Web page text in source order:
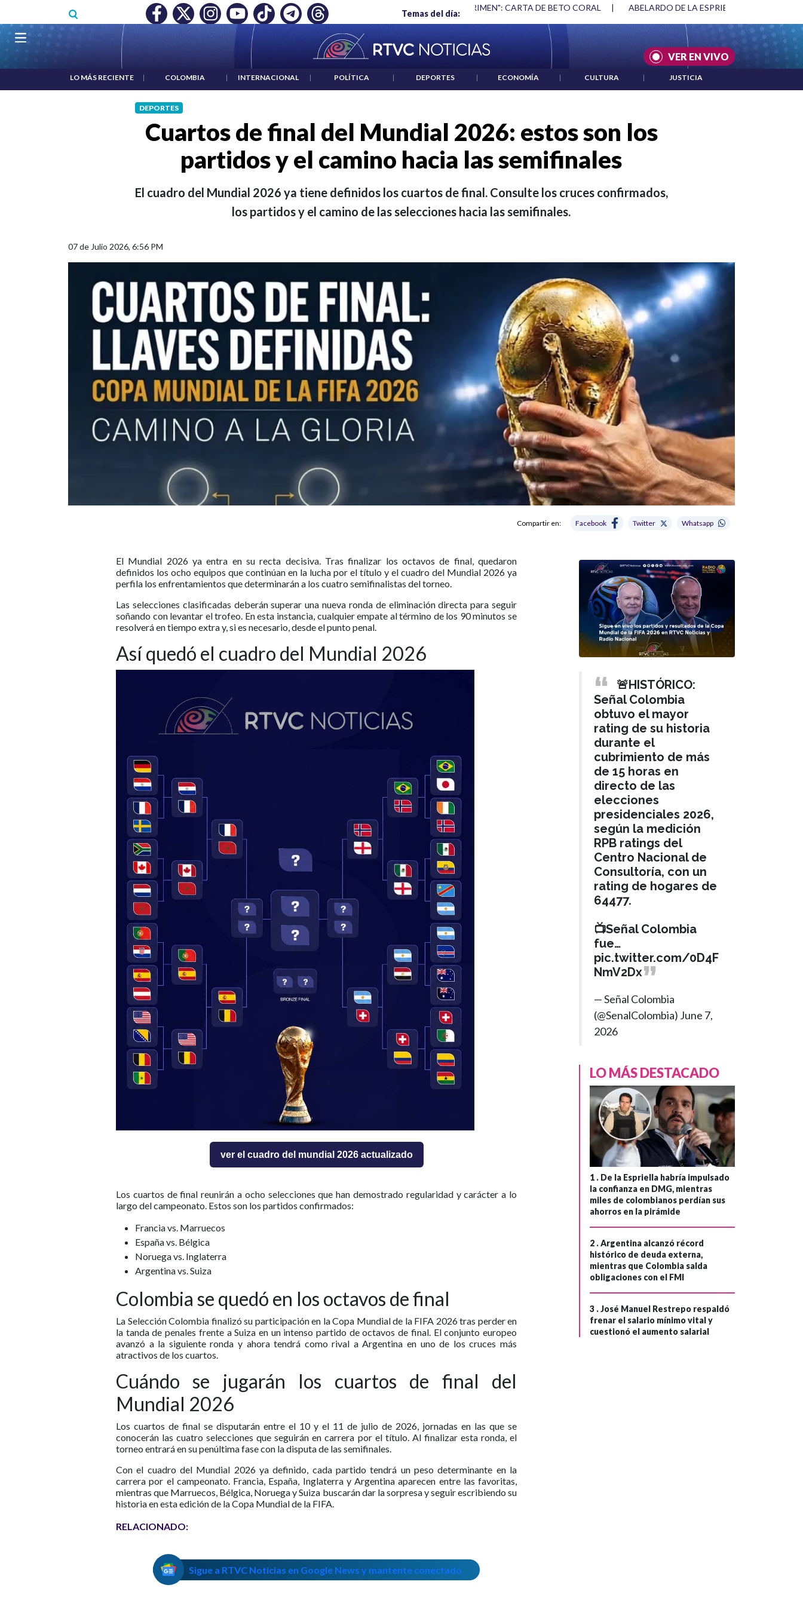
Temas del día:
MÍNIMO NO DESTRUYÓ EMPLEO: JP MORGAN | "HABLAR NO ES UN CRIMEN": CARTA DE BETO CORAL ABELARDO DE LA ESPRIELLA Y DMG | ACUERDOS ENTRE ESTADOS UNIDOS E
VER EN VIVO
Navegación principal
LO MÁS RECIENTE | COLOMBIA | INTERNACIONAL | POLÍTICA | DEPORTES | ECONOMÍA | CULTURA | JUSTICIA
DEPORTES
Cuartos de final del Mundial 2026: estos son los
partidos y el camino hacia las semifinales
El cuadro del Mundial 2026 ya tiene definidos los cuartos de final. Consulte los cruces confirmados,
los partidos y el camino de las selecciones hacia las semifinales.
07 de Julio 2026, 6:56 PM
Compartir en: Facebook Twitter Whatsapp
El Mundial 2026 ya entra en su recta decisiva. Tras finalizar los octavos de final, quedaron
definidos los ocho equipos que continúan en la lucha por el título y el cuadro del Mundial 2026 ya
perfila los enfrentamientos que determinarán a los cuatro semifinalistas del torneo.
Las selecciones clasificadas deberán superar una nueva ronda de eliminación directa para seguir
soñando con levantar el trofeo. En esta instancia, cualquier empate al término de los 90 minutos se
resolverá en tiempo extra y, si es necesario, desde el punto penal.
Así quedó el cuadro del Mundial 2026
ver el cuadro del mundial 2026 actualizado
Los cuartos de final reunirán a ocho selecciones que han demostrado regularidad y carácter a lo
largo del campeonato. Estos son los partidos confirmados:
Francia vs. Marruecos
España vs. Bélgica
Noruega vs. Inglaterra
Argentina vs. Suiza
Colombia se quedó en los octavos de final
La Selección Colombia finalizó su participación en la Copa Mundial de la FIFA 2026 tras perder en
la tanda de penales frente a Suiza en un intenso partido de octavos de final. El conjunto europeo
avanzó a la siguiente ronda y ahora tendrá como rival a Argentina en uno de los cruces más
atractivos de los cuartos.
Cuándo se jugarán los cuartos de final del
Mundial 2026
Los cuartos de final se disputarán entre el 10 y el 11 de julio de 2026, jornadas en las que se
conocerán las cuatro selecciones que seguirán en carrera por el título. Al finalizar esta ronda, el
torneo entrará en su penúltima fase con la disputa de las semifinales.
Con el cuadro del Mundial 2026 ya definido, cada partido tendrá un peso determinante en la
carrera por el campeonato. Francia, España, Inglaterra y Argentina aparecen entre las favoritas,
mientras que Marruecos, Bélgica, Noruega y Suiza buscarán dar la sorpresa y seguir escribiendo su
historia en esta edición de la Copa Mundial de la FIFA.
RELACIONADO:
Sigue a RTVC Noticias en Google News y mantente conectado
🚨HISTÓRICO:
Señal Colombia
obtuvo el mayor
rating de su historia
durante el
cubrimiento de más
de 15 horas en
directo de las
elecciones
presidenciales 2026,
según la medición
RPB ratings del
Centro Nacional de
Consultoría, con un
rating de hogares de
64477.
📺Señal Colombia
fue…
pic.twitter.com/0D4F
NmV2Dx
— Señal Colombia
(@SenalColombia) June 7,
2026
LO MÁS DESTACADO
1 . De la Espriella habría impulsado
la confianza en DMG, mientras
miles de colombianos perdían sus
ahorros en la pirámide
2 .Argentina alcanzó récord
histórico de deuda externa,
mientras que Colombia salda
obligaciones con el FMI
3 .José Manuel Restrepo respaldó
frenar el salario mínimo vital y
cuestionó el aumento salarial